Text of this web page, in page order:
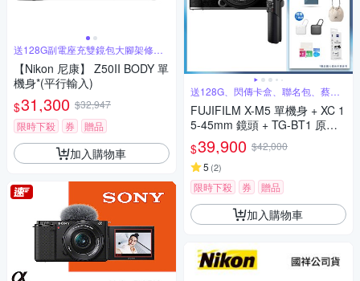
送128G副電座充雙鏡包大腳架修容
組
【Nikon 尼康】 Z50II BODY 單
機身*(平行輸入)
$31,300 $32,947
限時下殺
券 贈品
加入購物車
送128G、閃傳卡盒、聯名包、蔡司
清潔組
FUJIFILM X-M5 單機身 + XC 1
5-45mm 鏡頭 + TG-BT1 原廠
手把 公司貨
$39,900 $42,000
5 (2)
限時下殺 券 贈品
加入購物車